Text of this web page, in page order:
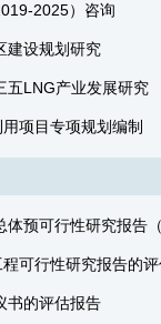
2025）咨询
建设规划研究
五LNG产业发展研究
项目专项规划编制
体预可行性研究报告
可行性研究报告的
书的评估报告